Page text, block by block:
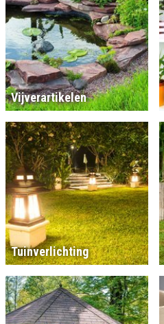
Vijverartikelen
Tuinverlichting